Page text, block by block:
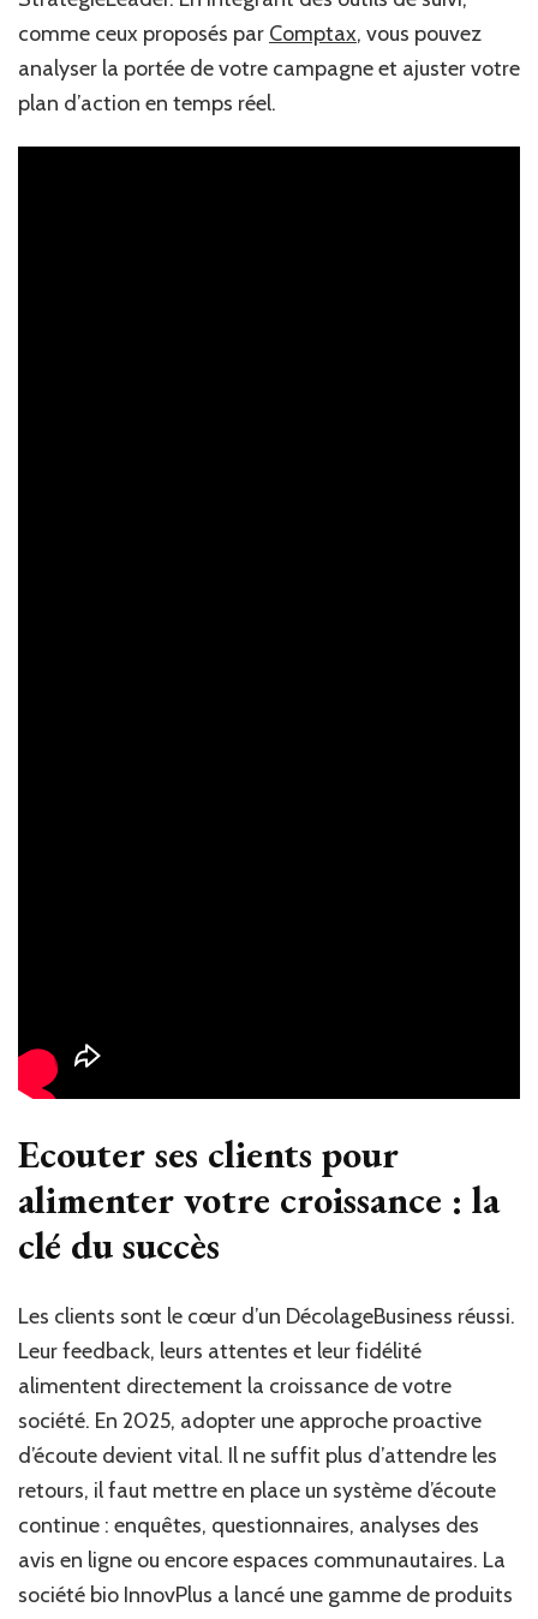
comme ceux proposés par Comptax, vous pouvez
analyser la portée de votre campagne et ajuster votre
plan d’action en temps réel.
Ecouter ses clients pour
alimenter votre croissance : la
clé du succès
Les clients sont le cœur d’un DécolageBusiness réussi.
Leur feedback, leurs attentes et leur fidélité
alimentent directement la croissance de votre
société. En 2025, adopter une approche proactive
d’écoute devient vital. Il ne suffit plus d’attendre les
retours, il faut mettre en place un système d’écoute
continue : enquêtes, questionnaires, analyses des
avis en ligne ou encore espaces communautaires. La
société bio InnovPlus a lancé une gamme de produits